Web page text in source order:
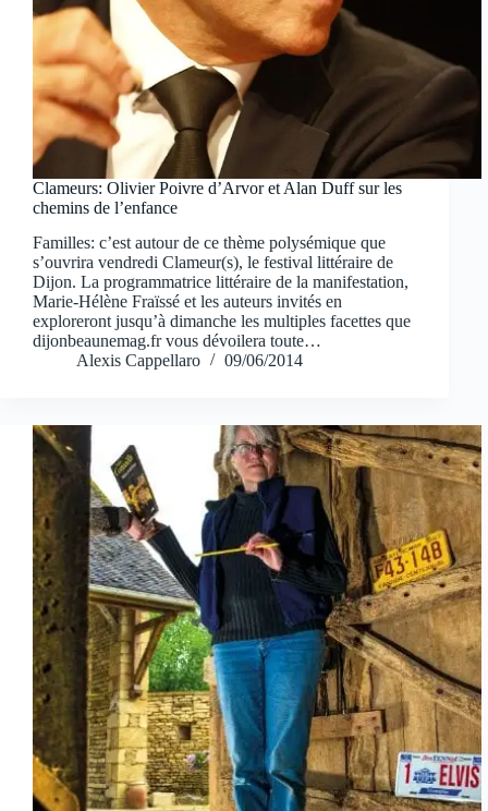
Clameurs: Olivier Poivre d’Arvor et Alan Duff sur les
chemins de l’enfance
Familles: c’est autour de ce thème polysémique que
s’ouvrira vendredi Clameur(s), le festival littéraire de
Dijon. La programmatrice littéraire de la manifestation,
Marie-Hélène Fraïssé et les auteurs invités en
exploreront jusqu’à dimanche les multiples facettes que
dijonbeaunemag.fr vous dévoilera toute…
Alexis Cappellaro
09/06/2014